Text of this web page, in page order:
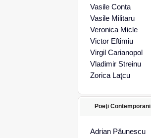
Vasile Conta
Vasile Militaru
Veronica Micle
Victor Eftimiu
Virgil Carianopol
Vladimir Streinu
Zorica Laţcu
Poeţi Contemporani
Adrian Păunescu